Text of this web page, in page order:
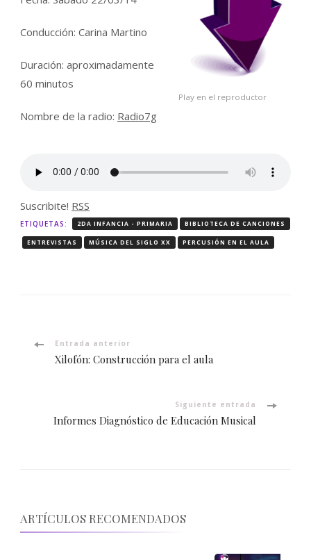
INCRUSTAR
Play en el reproductor
Conducción: Carina Martino
Duración: aproximadamente
60 minutos
Nombre de la radio: Radio7g
Suscribite! RSS
ETIQUETAS: 2DA INFANCIA - PRIMARIA BIBLIOTECA DE CANCIONES
ENTREVISTAS MÚSICA DEL SIGLO XX PERCUSIÓN EN EL AULA
Navegación
entradas
Entrada anterior
Xilofón: Construcción para el aula
Siguiente entrada
Informes Diagnóstico de Educación Musical
ARTÍCULOS RECOMENDADOS